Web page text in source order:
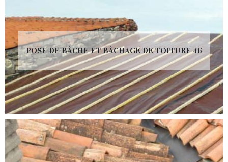
POSE DE BÂCHE ET BÂCHAGE DE TOITURE 46